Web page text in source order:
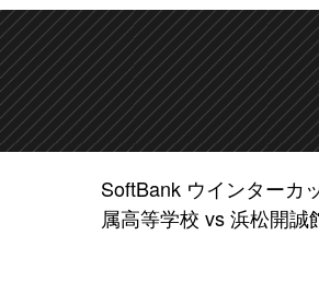
SoftBank ウインターカ
属高等学校 vs 浜松開誠